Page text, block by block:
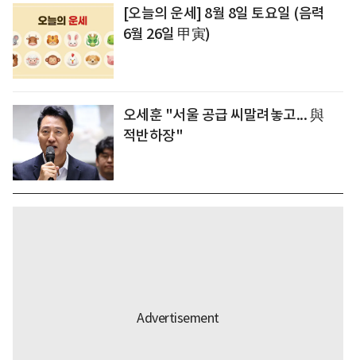
[오늘의 운세] 8월 8일 토요일 (음력
6월 26일 甲寅)
오세훈 "서울 공급 씨말려놓고... 與
적반하장"